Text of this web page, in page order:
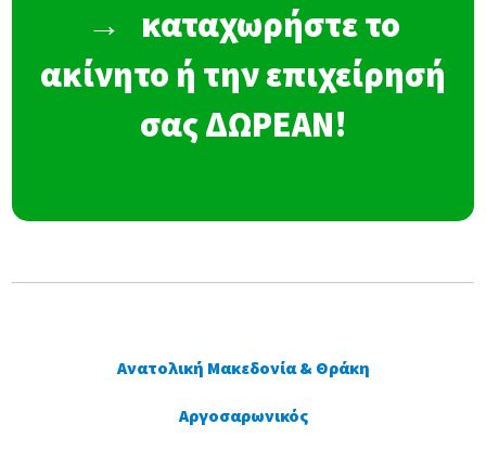
→ καταχωρήστε το
ακίνητο ή την επιχείρησή
σας ΔΩΡΕΑΝ!
Ανατολική Μακεδονία & Θράκη
Αργοσαρωνικός